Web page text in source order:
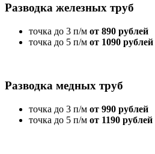
Разводка железных труб
точка до 3 п/м от 890 рублей
точка до 5 п/м от 1090 рублей
Разводка медных труб
точка до 3 п/м от 990 рублей
точка до 5 п/м от 1190 рублей